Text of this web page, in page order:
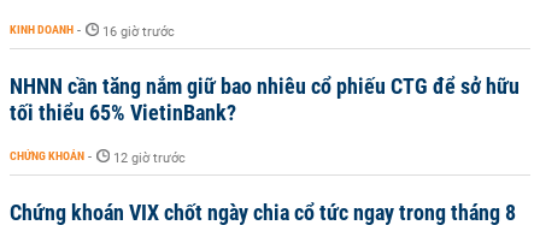
KINH DOANH - 16 giờ trước
NHNN cần tăng nắm giữ bao nhiêu cổ phiếu CTG để sở hữu
tối thiểu 65% VietinBank?
CHỨNG KHOÁN - 12 giờ trước
Chứng khoán VIX chốt ngày chia cổ tức ngay trong tháng 8